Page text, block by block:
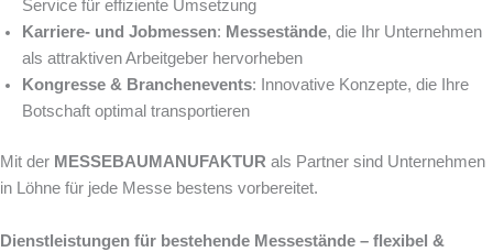
Service für effiziente Umsetzung
Karriere- und Jobmessen: Messestände, die Ihr Unternehmen
als attraktiven Arbeitgeber hervorheben
Kongresse & Branchenevents: Innovative Konzepte, die Ihre
Botschaft optimal transportieren
Mit der MESSEBAUMANUFAKTUR als Partner sind Unternehmen
in Löhne für jede Messe bestens vorbereitet.
Dienstleistungen für bestehende Messestände – flexibel &